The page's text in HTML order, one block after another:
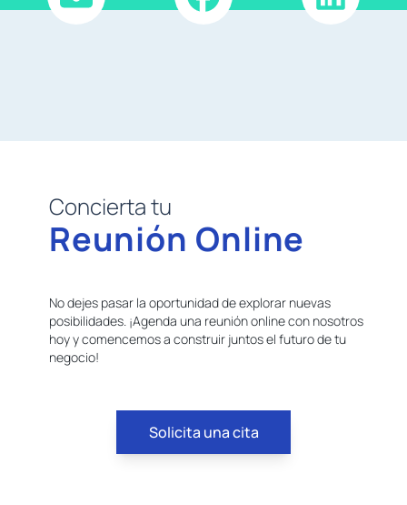
Concierta tu
Reunión Online
No dejes pasar la oportunidad de explorar nuevas
posibilidades. ¡Agenda una reunión online con nosotros
hoy y comencemos a construir juntos el futuro de tu
negocio!
Solicita una cita